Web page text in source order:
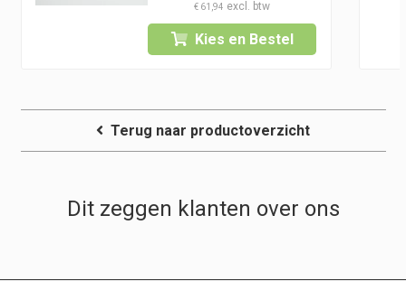
€ 61,94
Kies en Bestel
Terug naar productoverzicht
Dit zeggen klanten over ons